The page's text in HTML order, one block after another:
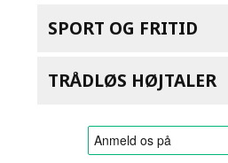
SPORT OG FRITID
TRÅDLØS HØJTALER